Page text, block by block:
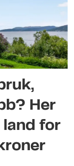
Her
land for